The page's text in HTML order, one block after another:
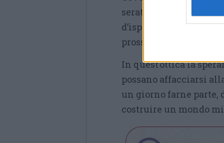
serata dal Presidente
d’ispirazione per gli
prossimo al di sopra
In quest’ottica la
possano affacciarsi
un giorno farne
costruire un mondo